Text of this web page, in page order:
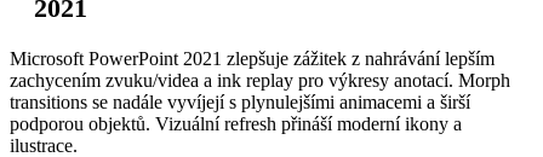
2021
Microsoft PowerPoint 2021 zlepšuje zážitek z nahrávání lepším
zachycením zvuku/videa a ink replay pro výkresy anotací. Morph
transitions se nadále vyvíjejí s plynulejšími animacemi a širší
podporou objektů. Vizuální refresh přináší moderní ikony a
ilustrace.